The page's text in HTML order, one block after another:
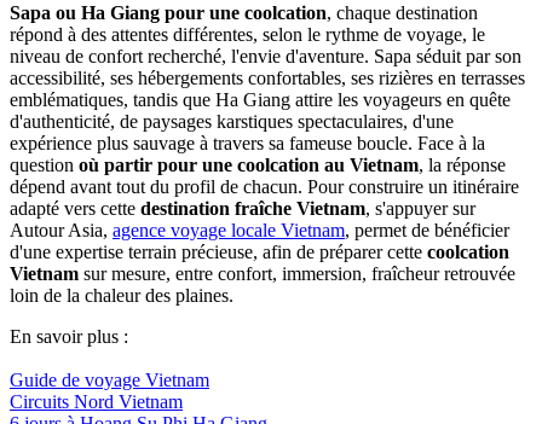
Sapa ou Ha Giang pour une coolcation, chaque destination
répond à des attentes différentes, selon le rythme de voyage, le
niveau de confort recherché, l'envie d'aventure. Sapa séduit par son
accessibilité, ses hébergements confortables, ses rizières en terrasses
emblématiques, tandis que Ha Giang attire les voyageurs en quête
d'authenticité, de paysages karstiques spectaculaires, d'une
expérience plus sauvage à travers sa fameuse boucle. Face à la
question où partir pour une coolcation au Vietnam, la réponse
dépend avant tout du profil de chacun. Pour construire un itinéraire
adapté vers cette destination fraîche Vietnam, s'appuyer sur
Autour Asia, agence voyage locale Vietnam, permet de bénéficier
d'une expertise terrain précieuse, afin de préparer cette coolcation
Vietnam sur mesure, entre confort, immersion, fraîcheur retrouvée
loin de la chaleur des plaines.
En savoir plus :
Guide de voyage Vietnam
Circuits Nord Vietnam